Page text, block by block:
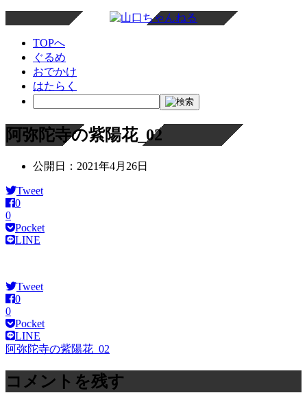
TOPへ
ぐるめ
おでかけ
はたらく
阿弥陀寺の紫陽花_02
公開日： 2021年4月26日
Tweet
0
0
Pocket
LINE
Tweet
0
0
Pocket
LINE
投
稿
ナ
阿弥陀寺の紫陽花_02
コメントを残す